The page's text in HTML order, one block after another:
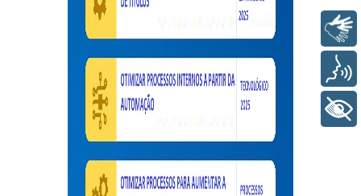
Libras
+ Acessibilidade